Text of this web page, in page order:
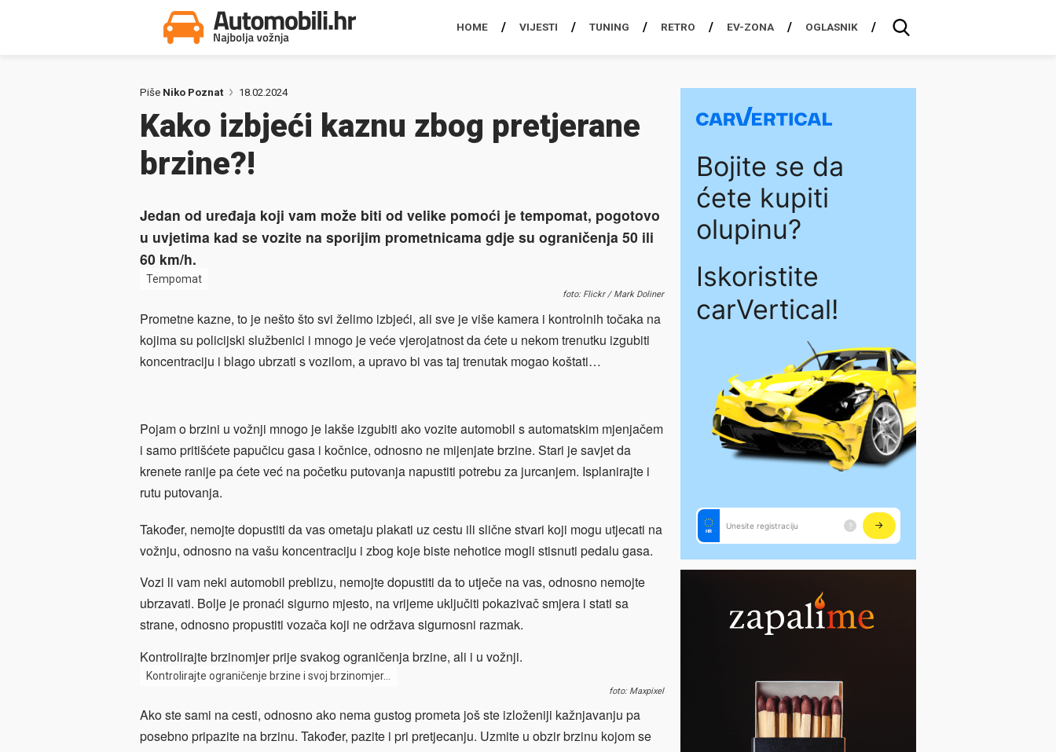
HOME VIJESTI TUNING RETRO EV-ZONA OGLASNIK
Piše Niko Poznat 18.02.2024
Kako izbjeći kaznu zbog pretjerane
brzine?!
Jedan od uređaja koji vam može biti od velike pomoći je tempomat, pogotovo
u uvjetima kad se vozite na sporijim prometnicama gdje su ograničenja 50 ili
60 km/h.
Tempomat
foto: Flickr / Mark Doliner
Prometne kazne, to je nešto što svi želimo izbjeći, ali sve je više kamera i kontrolnih točaka na
kojima su policijski službenici i mnogo je veće vjerojatnost da ćete u nekom trenutku izgubiti
koncentraciju i blago ubrzati s vozilom, a upravo bi vas taj trenutak mogao koštati…
Pojam o brzini u vožnji mnogo je lakše izgubiti ako vozite automobil s automatskim mjenjačem
i samo pritišćete papučicu gasa i kočnice, odnosno ne mijenjate brzine. Stari je savjet da
krenete ranije pa ćete već na početku putovanja napustiti potrebu za jurcanjem. Isplanirajte i
rutu putovanja.
Također, nemojte dopustiti da vas ometaju plakati uz cestu ili slične stvari koji mogu utjecati na
vožnju, odnosno na vašu koncentraciju i zbog koje biste nehotice mogli stisnuti pedalu gasa.
Vozi li vam neki automobil preblizu, nemojte dopustiti da to utječe na vas, odnosno nemojte
ubrzavati. Bolje je pronaći sigurno mjesto, na vrijeme uključiti pokazivač smjera i stati sa
strane, odnosno propustiti vozača koji ne održava sigurnosni razmak.
Kontrolirajte brzinomjer prije svakog ograničenja brzine, ali i u vožnji.
Kontrolirajte ograničenje brzine i svoj brzinomjer…
foto: Maxpixel
Ako ste sami na cesti, odnosno ako nema gustog prometa još ste izloženiji kažnjavanju pa
posebno pripazite na brzinu. Također, pazite i pri pretjecanju. Uzmite u obzir brzinu kojom se